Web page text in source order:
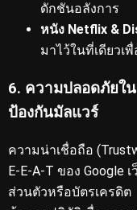
ดักชันอลังการ
หนัง Netflix &
มาไว้ในที่เดียวเ
6. ความปลอดภัยใ
ป้องกันมัลแวร์
ความน่าเชื่อถือ
E-E-A-T ของ Google
ส่วนตัวหรือบัตรเครดิต